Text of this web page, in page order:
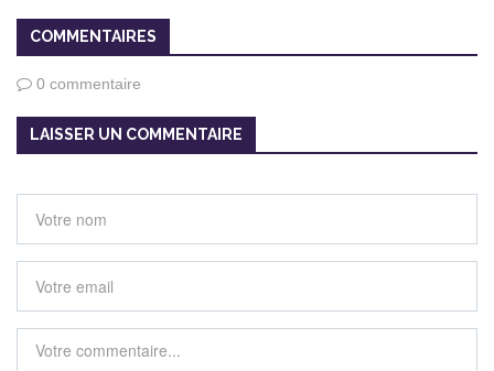
COMMENTAIRES
0 commentaire
LAISSER UN COMMENTAIRE